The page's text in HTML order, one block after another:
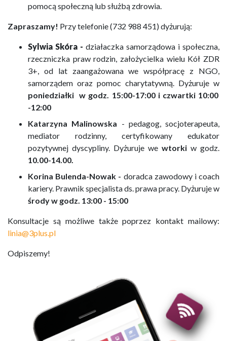
pomocą społeczną lub służbą zdrowia.
Zapraszamy! Przy telefonie (732 988 451) dyżurują:
Sylwia Skóra - działaczka samorządowa i społeczna,
rzeczniczka praw rodzin, założycielka wielu Kół ZDR
3+, od lat zaangażowana we współpracę z NGO,
samorządem oraz pomoc charytatywną. Dyżuruje w
poniedziałki w godz. 15:00-17:00 i czwartki 10:00
-12:00
Katarzyna Malinowska - pedagog, socjoterapeuta,
mediator rodzinny, certyfikowany edukator
pozytywnej dyscypliny. Dyżuruje we wtorki w godz.
10.00-14.00.
Korina Bulenda-Nowak - doradca zawodowy i coach
kariery. Prawnik specjalista ds. prawa pracy. Dyżuruje w
środy w godz. 13:00 - 15:00
Konsultacje są możliwe także poprzez kontakt mailowy:
linia@3plus.pl
Odpiszemy!